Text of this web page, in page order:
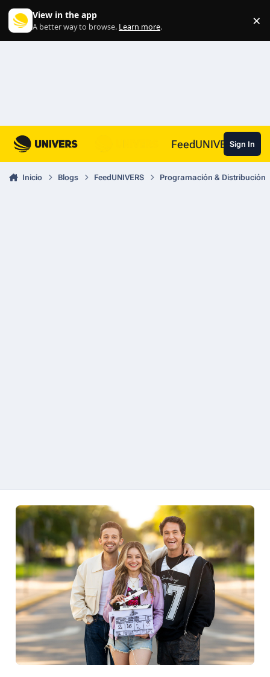
View in the app
A better way to browse. Learn more. ×
FeedUNIVERSSign In
Inicio Blogs FeedUNIVERS Programación & Distribución